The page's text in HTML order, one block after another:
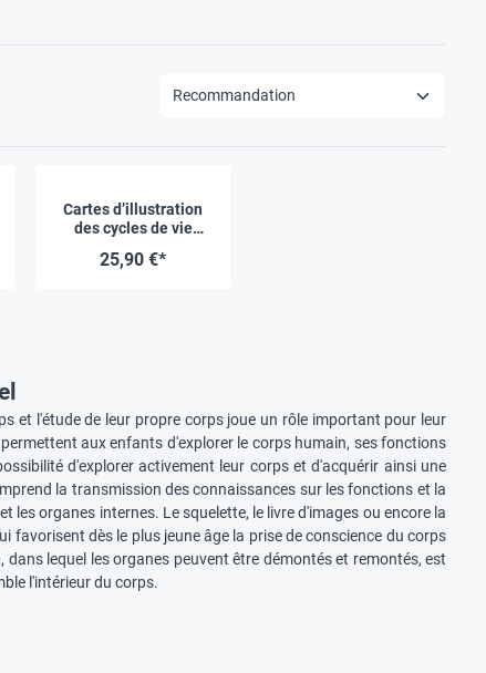
Cartes d’illustration
des cycles de vie
plantes », 20 pcs
25,90 €*
et l'étude de leur propre corps joue un rôle important pour leur
aux enfants d'explorer le corps humain, ses fonctions
d'explorer activement leur corps et d'acquérir ainsi une
la transmission des connaissances sur les fonctions et la
les organes internes. Le squelette, le livre d'images ou encore la
favorisent dès le plus jeune âge la prise de conscience du corps
lequel les organes peuvent être démontés et remontés, est
l'intérieur du corps.